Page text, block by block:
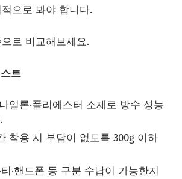
으로 봐야 합니다.
로 비교해보세요.
트
일론·폴리에스터 소재로 방수 성능
착용 시 부담이 없도록 300g 이하
·핸드폰 등 구분 수납이 가능한지